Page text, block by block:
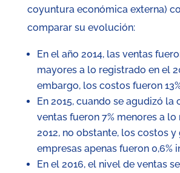
coyuntura económica externa)
comparar su evolución:
En el año 2014, las ventas
mayores a lo registrado en el
embargo, los costos fueron
En 2015, cuando se agudizó la
ventas fueron 7% menores a
2012, no obstante, los costos
empresas apenas fueron 0,6%
En el 2016, el nivel de ventas